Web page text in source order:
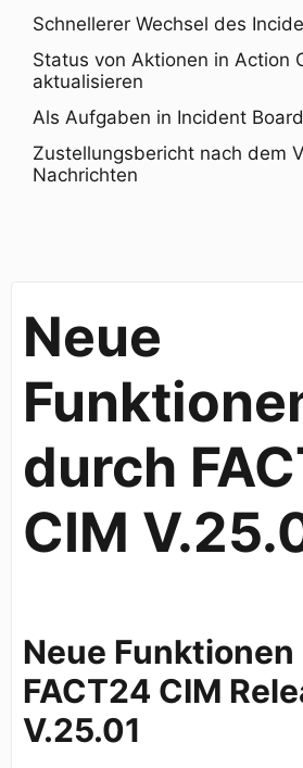
Schnellerer Wechsel des
Status von Aktionen in Action
aktualisieren
Als Aufgaben in Incident
Zustellungsbericht nach dem
Nachrichten
Neue
durch
CIM
Neue
FACT24 CIM
V.25.01